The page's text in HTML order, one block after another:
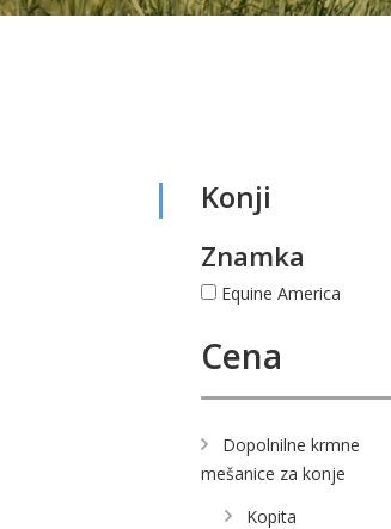
Konji
Znamka
Equine America
Cena
Dopolnilne krmne
mešanice za konje
Kopita